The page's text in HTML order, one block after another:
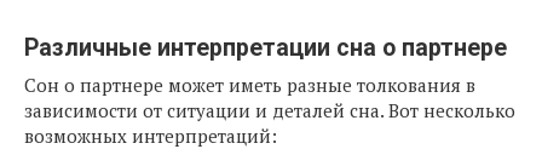
Различные интерпретации сна о партнере
Сон о партнере может иметь разные толкования в
зависимости от ситуации и деталей сна. Вот несколько
возможных интерпретаций: